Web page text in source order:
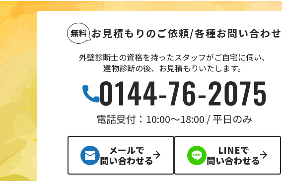
お見積もりのご依頼/各種お問い合わせ
外壁診断士の資格を持ったスタッフがご自宅に伺い、
建物診断の後、お見積もりいたします。
電話受付：10:00〜18:00 / 平日のみ
メールで
問い合わせる
LINEで
問い合わせる